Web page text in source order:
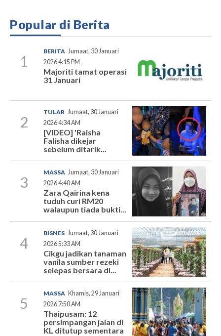
Popular di Berita
1
BERITA Jumaat, 30 Januari
2026 4:15 PM
Majoriti tamat operasi
31 Januari
2
TULAR Jumaat, 30 Januari
2026 4:34 AM
[VIDEO] 'Raisha
Falisha dikejar
sebelum ditarik...
3
MASSA Jumaat, 30 Januari
2026 4:40 AM
Zara Qairina kena
tuduh curi RM20
walaupun tiada bukti...
4
BISNES Jumaat, 30 Januari
2026 5:33 AM
Cikgu jadikan tanaman
vanila sumber rezeki
selepas bersara di...
5
MASSA Khamis, 29 Januari
2026 7:50 AM
Thaipusam: 12
persimpangan jalan di
KL ditutup sementara